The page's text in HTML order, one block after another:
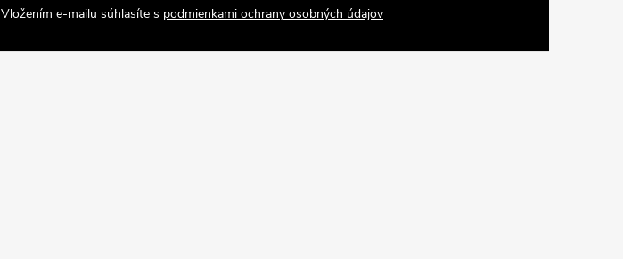
Vložením e-mailu súhlasíte s podmienkami ochrany osobných údajov